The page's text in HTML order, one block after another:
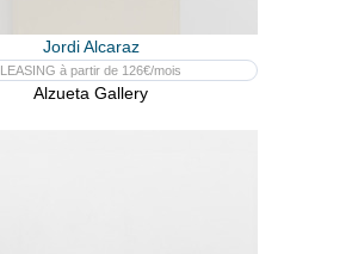
Jordi Alcaraz
LEASING à partir de 126€/mois
Alzueta Gallery